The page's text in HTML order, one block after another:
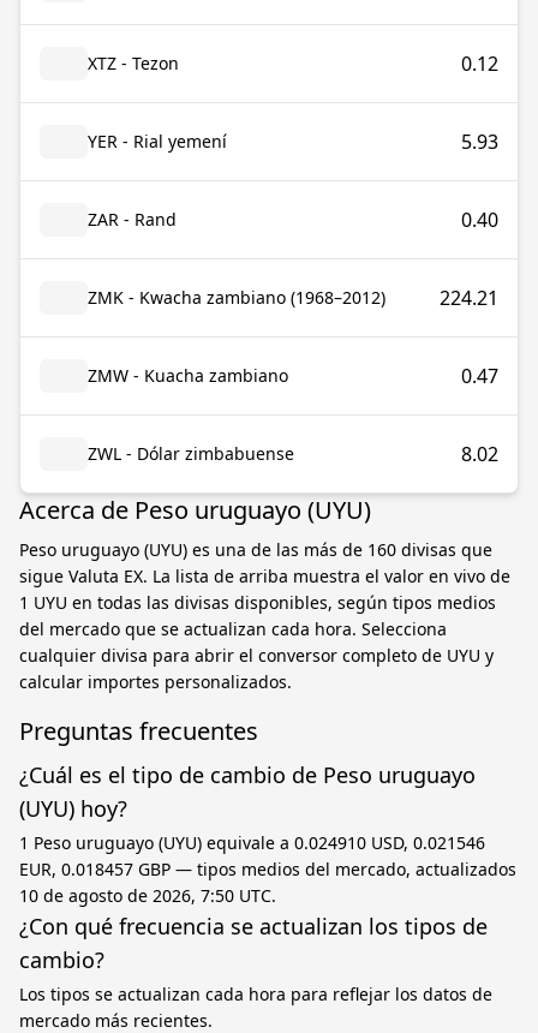
XTZ - Tezon 0.12
YER - Rial yemení 5.93
ZAR - Rand 0.40
ZMK - Kwacha zambiano (1968–2012) 224.21
ZMW - Kuacha zambiano 0.47
ZWL - Dólar zimbabuense 8.02
Acerca de Peso uruguayo (UYU)
Peso uruguayo (UYU) es una de las más de 160 divisas que
sigue Valuta EX. La lista de arriba muestra el valor en vivo de
1 UYU en todas las divisas disponibles, según tipos medios
del mercado que se actualizan cada hora. Selecciona
cualquier divisa para abrir el conversor completo de UYU y
calcular importes personalizados.
Preguntas frecuentes
¿Cuál es el tipo de cambio de Peso uruguayo
(UYU) hoy?
1 Peso uruguayo (UYU) equivale a 0.024910 USD, 0.021546
EUR, 0.018457 GBP — tipos medios del mercado, actualizados
10 de agosto de 2026, 7:50 UTC.
¿Con qué frecuencia se actualizan los tipos de
cambio?
Los tipos se actualizan cada hora para reflejar los datos de
mercado más recientes.